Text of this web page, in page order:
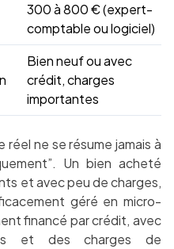
300 à 800 € (expert-
comptable ou logiciel)
Bien neuf ou avec
crédit, charges
importantes
ne se résume jamais à
Un bien acheté
et avec peu de charges,
géré en micro-
financé par crédit, avec
et des charges de